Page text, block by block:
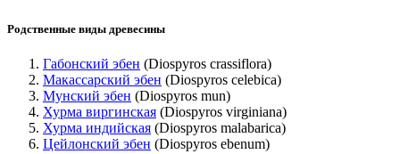
Родственные виды древесины
Габонский эбен (Diospyros crassiflora)
Макассарский эбен (Diospyros celebica)
Мунский эбен (Diospyros mun)
Хурма виргинская (Diospyros virginiana)
Хурма индийская (Diospyros malabarica)
Цейлонский эбен (Diospyros ebenum)